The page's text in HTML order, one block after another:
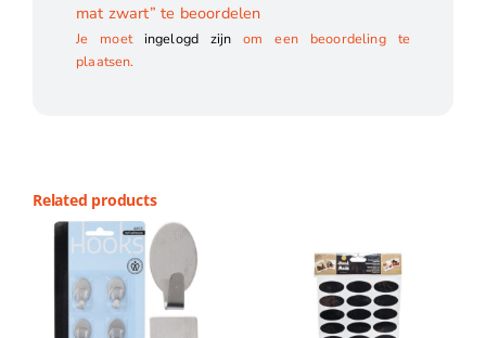
mat zwart” te beoordelen
Je moet ingelogd zijn om een beoordeling te
plaatsen.
Related products